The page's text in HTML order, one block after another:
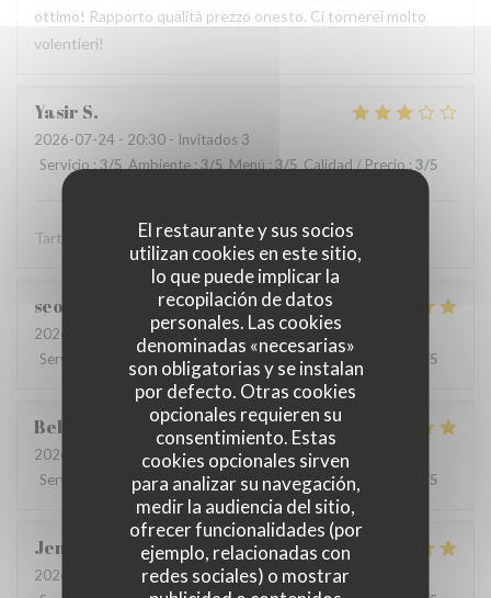
El restaurante y sus socios
utilizan cookies en este sitio,
lo que puede implicar la
recopilación de datos
personales. Las cookies
denominadas «necesarias»
son obligatorias y se instalan
por defecto. Otras cookies
opcionales requieren su
consentimiento. Estas
cookies opcionales sirven
para analizar su navegación,
medir la audiencia del sitio,
ofrecer funcionalidades (por
ejemplo, relacionadas con
redes sociales) o mostrar
ottimo! Rapporto qualità prezzo onesto. Ci tornerei molto
volentieri!
Yasir S
2026-07-24 - 20:30 - Invitados 3
Servicio : 3/5 Ambiente : 3/5 Menú : 3/5 Calidad / Precio : 3/5
Tartare est une tuerie mais l'entrecôt est épouvantable
seoyoung
2026-07-24
- 13:30 - Invitados 3
Servicio
Ambiente /5 Menú Calidad / Precio /5
Behrokh
2026-07-24
- 20:30 - Invitados 2
Servicio
Ambiente: 5/5 Menú: 5/5 Calidad / Precio /5
Jen
2026-07-21
- 18:30 - Invitados 7